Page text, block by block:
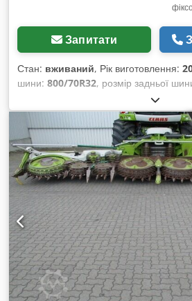
Запитати
Стан: вживаний, Рік виготовлення:
шини: 800/70R32, розмір задньої